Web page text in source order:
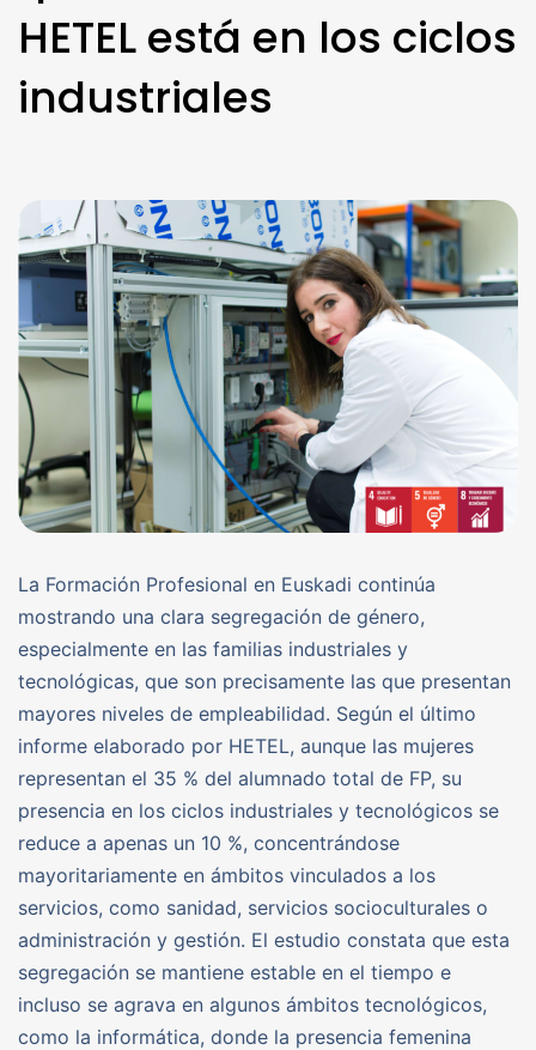
HETEL está en los ciclos
industriales
La Formación Profesional en Euskadi continúa
mostrando una clara segregación de género,
especialmente en las familias industriales y
tecnológicas, que son precisamente las que presentan
mayores niveles de empleabilidad. Según el último
informe elaborado por HETEL, aunque las mujeres
representan el 35 % del alumnado total de FP, su
presencia en los ciclos industriales y tecnológicos se
reduce a apenas un 10 %, concentrándose
mayoritariamente en ámbitos vinculados a los
servicios, como sanidad, servicios socioculturales o
administración y gestión. El estudio constata que esta
segregación se mantiene estable en el tiempo e
incluso se agrava en algunos ámbitos tecnológicos,
como la informática, donde la presencia femenina